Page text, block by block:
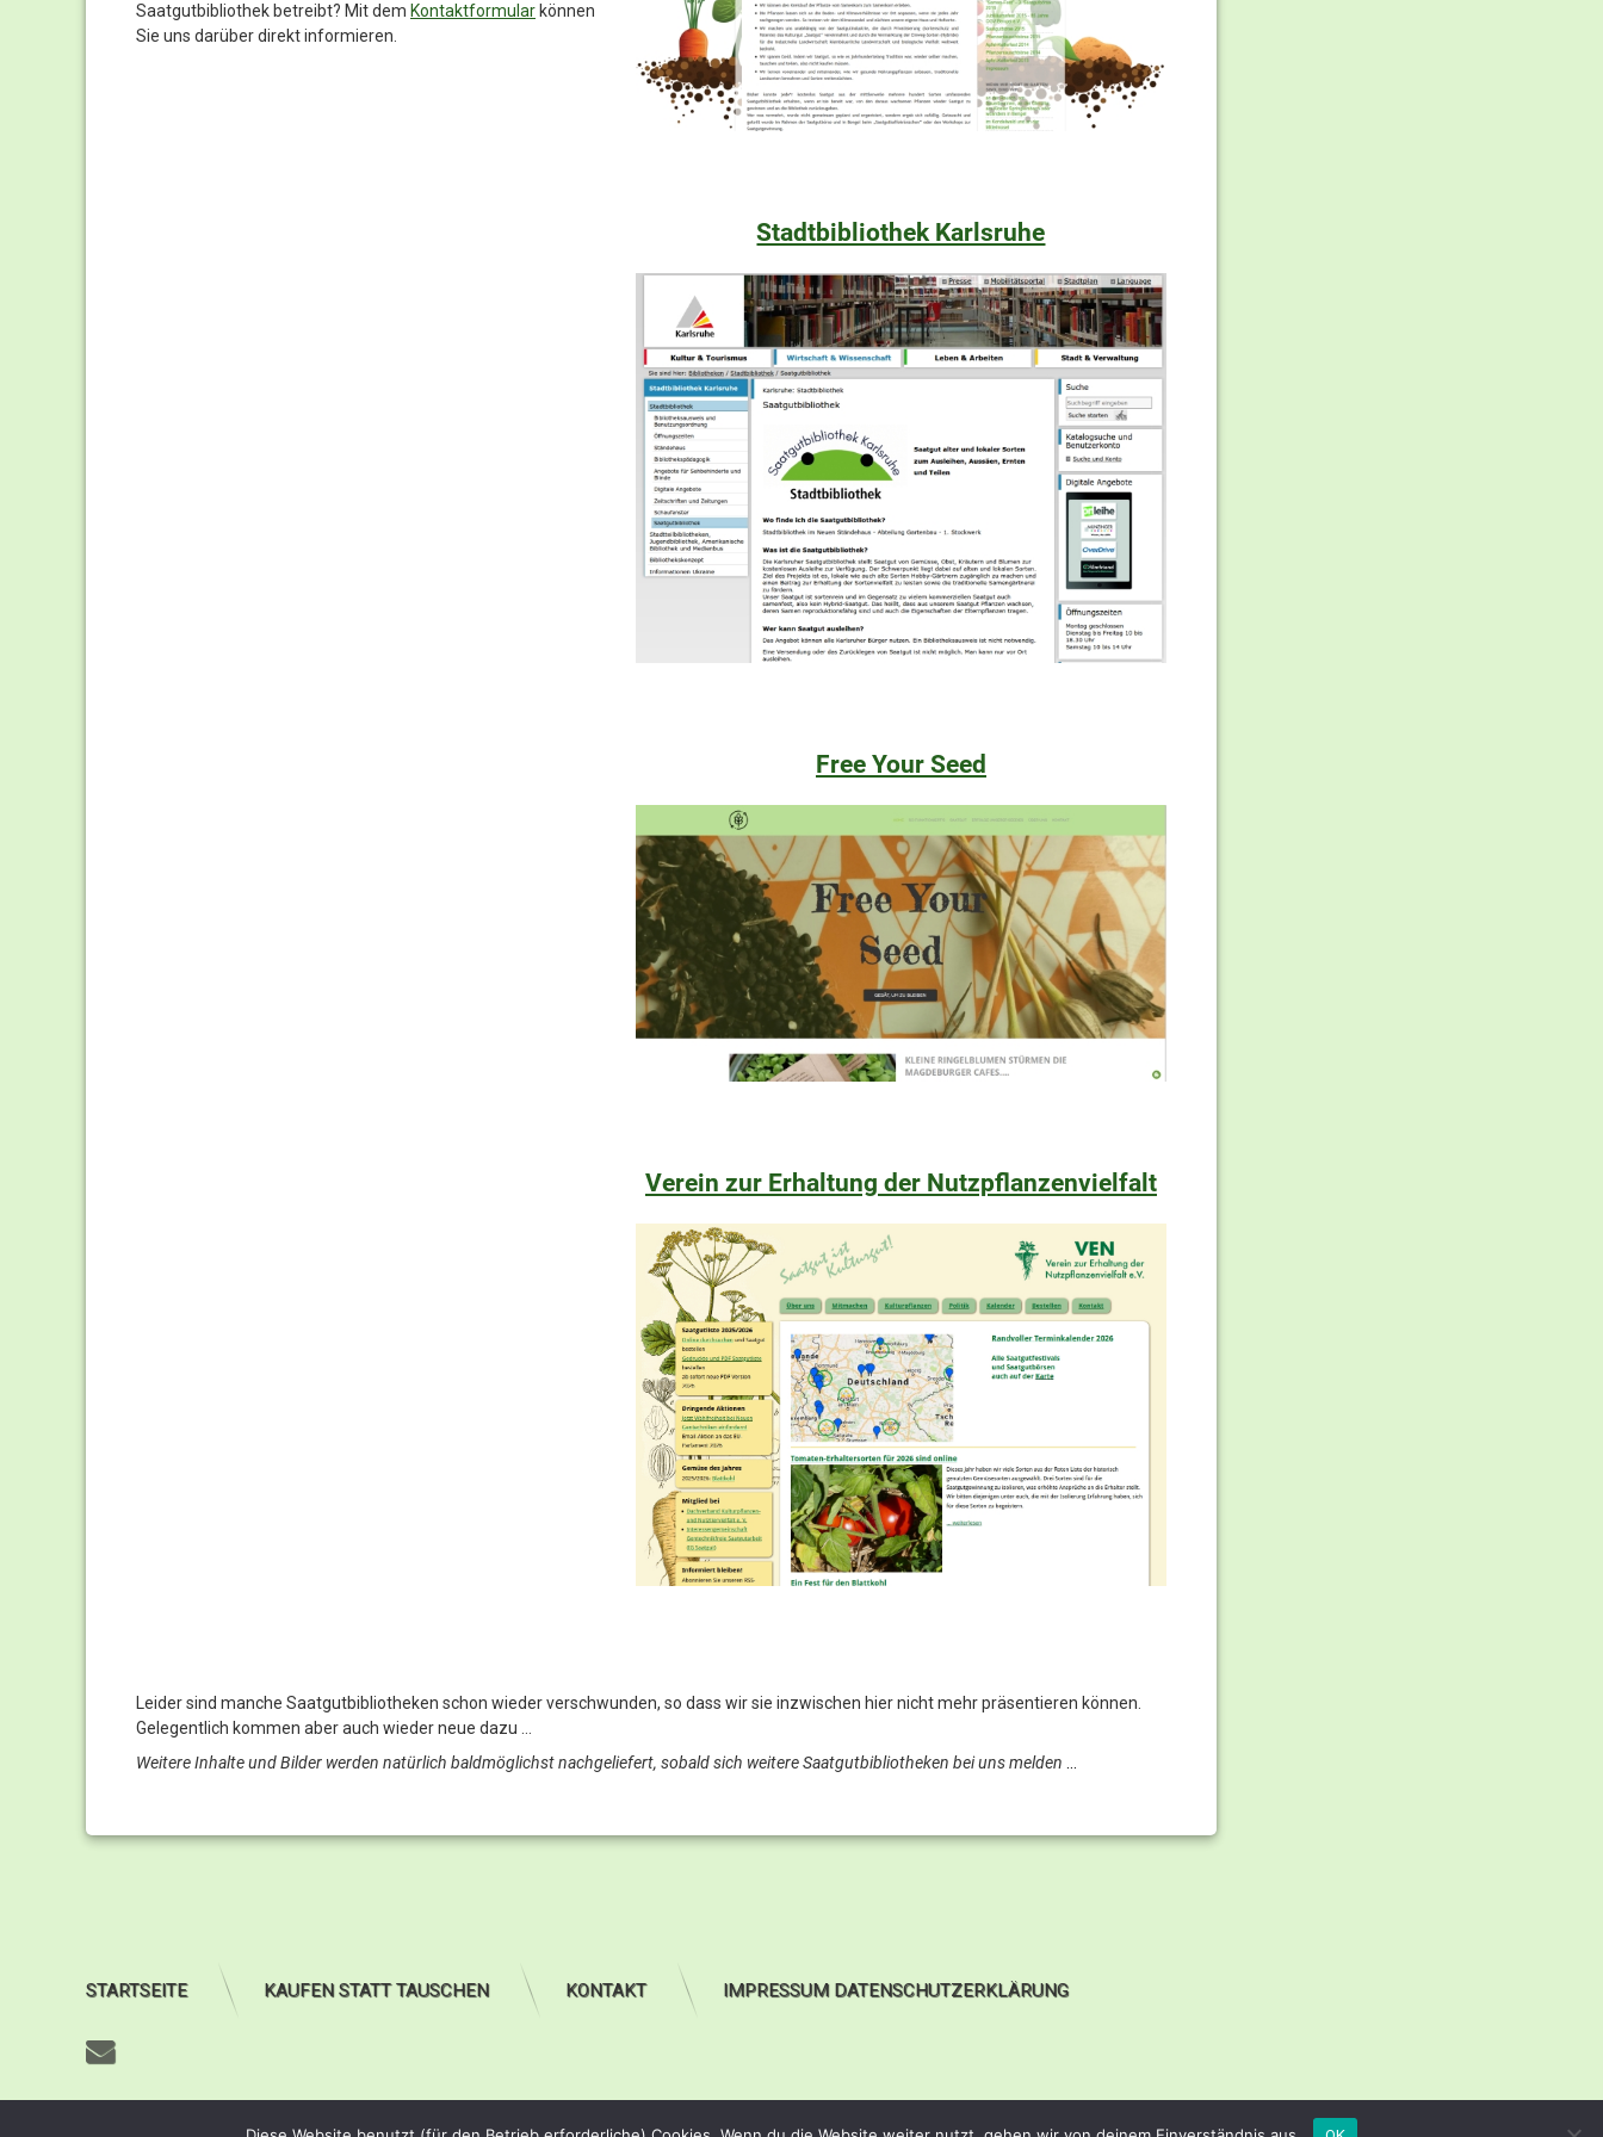
Saatgutbibliothek betreibt? Mit dem Kontaktformular können
Sie uns darüber direkt informieren.
Stadtbibliothek Karlsruhe
Free Your Seed
Verein zur Erhaltung der Nutzpflanzenvielfalt
Leider sind manche Saatgutbibliotheken schon wieder verschwunden, so dass wir sie inzwischen hier nicht mehr präsentieren können.
Gelegentlich kommen aber auch wieder neue dazu …
Weitere Inhalte und Bilder werden natürlich baldmöglichst nachgeliefert, sobald sich weitere Saatgutbibliotheken bei uns melden
STARTSEITE KAUFEN STATT TAUSCHEN KONTAKT IMPRESSUM DATENSCHUTZERKLÄRUNG
E-mail